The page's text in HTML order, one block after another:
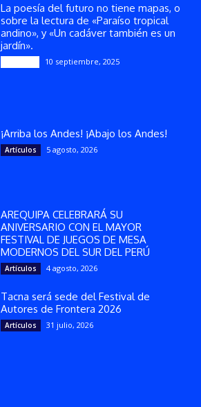
La poesía del futuro no tiene mapas, o
sobre la lectura de «Paraíso tropical
andino», y «Un cadáver también es un
jardín».
10 septiembre, 2025
¡Arriba los Andes! ¡Abajo los Andes!
Artículos 5 agosto, 2026
AREQUIPA CELEBRARÁ SU
ANIVERSARIO CON EL MAYOR
FESTIVAL DE JUEGOS DE MESA
MODERNOS DEL SUR DEL PERÚ
Artículos 4 agosto, 2026
Tacna será sede del Festival de
Autores de Frontera 2026
Artículos 31 julio, 2026